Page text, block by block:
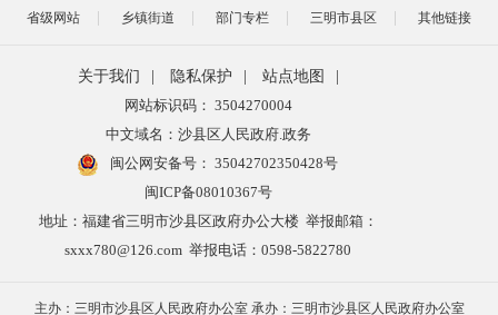
省级网站 乡镇街道 部门专栏 三明市县区 其他链接
关于我们 隐私保护 站点地图
网站标识码： 3504270004
中文域名：沙县区人民政府.政务
闽公网安备号： 35042702350428号
闽ICP备08010367号
地址：福建省三明市沙县区政府办公大楼 举报邮箱：
sxxx780@126.com 举报电话：0598-5822780
主办：三明市沙县区人民政府办公室 承办：三明市沙县区人民政府办公室